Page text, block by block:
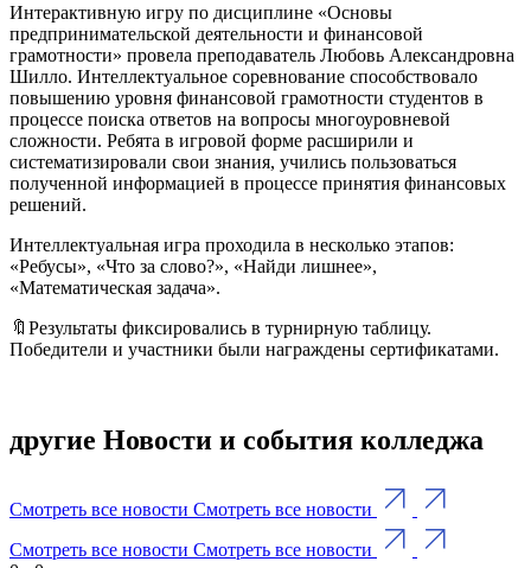
Интерактивную игру по дисциплине «Основы
предпринимательской деятельности и финансовой
грамотности» провела преподаватель Любовь Александровна
Шилло. Интеллектуальное соревнование способствовало
повышению уровня финансовой грамотности студентов в
процессе поиска ответов на вопросы многоуровневой
сложности. Ребята в игровой форме расширили и
систематизировали свои знания, учились пользоваться
полученной информацией в процессе принятия финансовых
решений.
Интеллектуальная игра проходила в несколько этапов:
«Ребусы», «Что за слово?», «Найди лишнее»,
«Математическая задача».
🔖Результаты фиксировались в турнирную таблицу.
Победители и участники были награждены сертификатами.
другие Новости и события колледжа
Смотреть все новости Смотреть все новости
Смотреть все новости Смотреть все новости